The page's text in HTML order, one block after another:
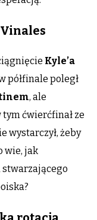
Kyle’a
półfinale poległ
, ale
ćwierćfinał ze
wystarczył, żeby
wie, jak
stwarzającego